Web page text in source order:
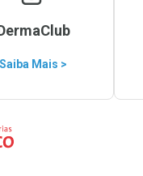
Saiba Mais >